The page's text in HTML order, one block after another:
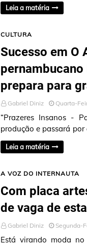
Leia a matéria
CULTURA
Sucesso em O
prepara para
Gabriel Diniz Quarta-
“Prazeres Insanos -
produção e passará
Crato, Santana do Cariri,…
Leia a matéria
A VOZ DO INTERNAUTA
Com placa
de vaga de
Gabriel Diniz Segunda-
Está virando moda